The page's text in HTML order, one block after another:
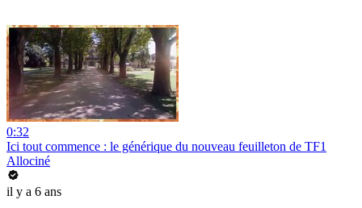
0:32
Ici tout commence : le générique du nouveau feuilleton de TF1
Allociné
il y a 6 ans